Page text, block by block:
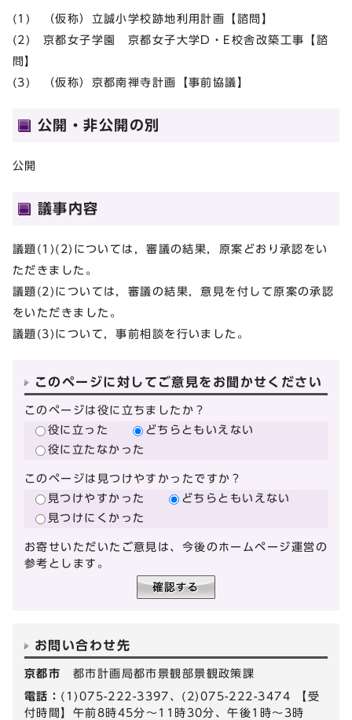
(1) （仮称）立誠小学校跡地利用計画【諮問】
(2) 京都女子学園 京都女子大学D・E校舎改築工事【諮
問】
(3) （仮称）京都南禅寺計画【事前協議】
公開・非公開の別
公開
議事内容
議題(1)(2)については，審議の結果，原案どおり承認をい
ただきました。
議題(2)については，審議の結果，意見を付して原案の承認
をいただきました。
議題(3)について，事前相談を行いました。
このページに対してご意見をお聞かせください
このページは役に立ちましたか？
役に立った
どちらともいえない
役に立たなかった
このページは見つけやすかったですか？
見つけやすかった
どちらともいえない
見つけにくかった
お寄せいただいたご意見は、今後のホームページ運営の
参考とします。
お問い合わせ先
京都市 都市計画局都市景観部景観政策課
電話： (1)075-222-3397、(2)075-222-3474 【受
付時間】午前8時45分～11時30分、午後1時～3時